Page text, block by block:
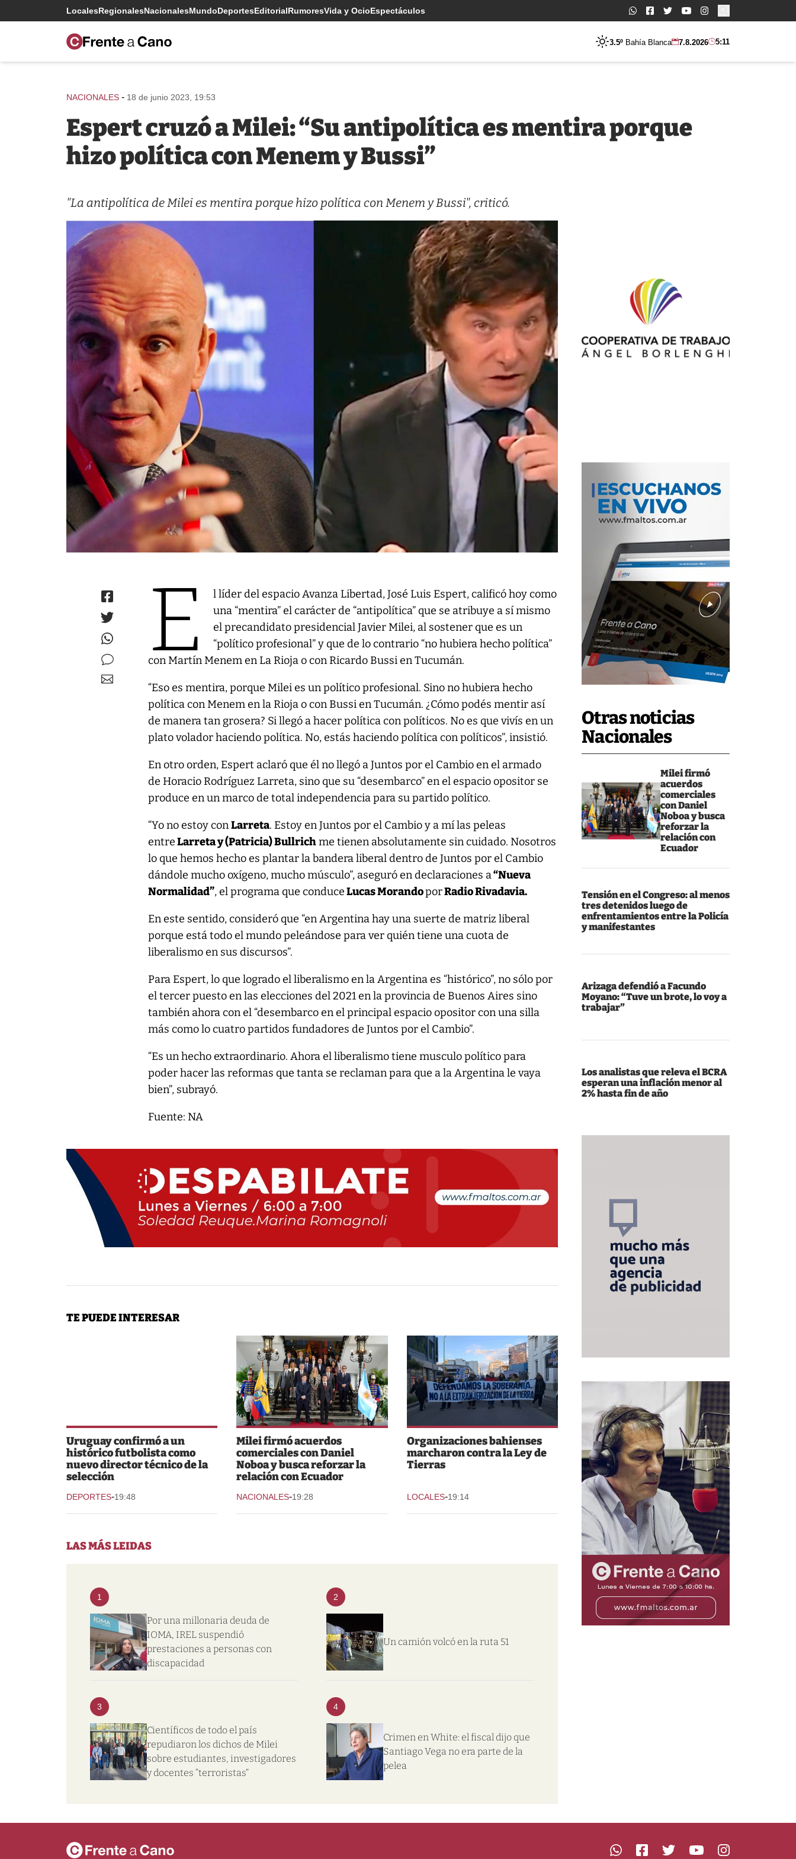
LocalesRegionalesNacionalesMundoDeportesEditorialRumoresVida y OcioEspectáculos Buscar:
3.5º Bahía Blanca 7.8.2026 5:11
Otras noticias
Nacionales
Milei firmó
acuerdos
comerciales
con Daniel
Noboa y busca
reforzar la
relación con
Ecuador
Tensión en el Congreso: al menos
tres detenidos luego de
enfrentamientos entre la Policía
y manifestantes
Arizaga defendió a Facundo
Moyano: “Tuve un brote, lo voy a
trabajar”
Los analistas que releva el BCRA
esperan una inflación menor al
2% hasta fin de año
NACIONALES - 18 de junio 2023, 19:53
Espert cruzó a Milei: “Su antipolítica es mentira porque
hizo política con Menem y Bussi”
"La antipolítica de Milei es mentira porque hizo política con Menem y Bussi", criticó.
E
l líder del espacio Avanza Libertad, José Luis Espert, calificó hoy como
una “mentira” el carácter de “antipolítica” que se atribuye a sí mismo
el precandidato presidencial Javier Milei, al sostener que es un
“político profesional” y que de lo contrario “no hubiera hecho política”
con Martín Menem en La Rioja o con Ricardo Bussi en Tucumán.
“Eso es mentira, porque Milei es un político profesional. Sino no hubiera hecho
política con Menem en la Rioja o con Bussi en Tucumán. ¿Cómo podés mentir así
de manera tan grosera? Si llegó a hacer política con políticos. No es que vivís en un
plato volador haciendo política. No, estás haciendo política con políticos”, insistió.
En otro orden, Espert aclaró que él no llegó a Juntos por el Cambio en el armado
de Horacio Rodríguez Larreta, sino que su “desembarco” en el espacio opositor se
produce en un marco de total independencia para su partido político.
“Yo no estoy conLarreta. Estoy en Juntos por el Cambio y a mí las peleas
entreLarreta y (Patricia) Bullrichme tienen absolutamente sin cuidado. Nosotros
lo que hemos hecho es plantar la bandera liberal dentro de Juntos por el Cambio
dándole mucho oxígeno, mucho músculo”, aseguró en declaraciones a“Nueva
Normalidad”, el programa que conduceLucas MorandoporRadio Rivadavia.
En este sentido, consideró que “en Argentina hay una suerte de matriz liberal
porque está todo el mundo peleándose para ver quién tiene una cuota de
liberalismo en sus discursos”.
Para Espert, lo que logrado el liberalismo en la Argentina es “histórico”, no sólo por
el tercer puesto en las elecciones del 2021 en la provincia de Buenos Aires sino
también ahora con el “desembarco en el principal espacio opositor con una silla
más como lo cuatro partidos fundadores de Juntos por el Cambio”.
“Es un hecho extraordinario. Ahora el liberalismo tiene musculo político para
poder hacer las reformas que tanta se reclaman para que a la Argentina le vaya
bien”, subrayó.
Fuente: NA
TE PUEDE INTERESAR
Uruguay confirmó a un
histórico futbolista como
nuevo director técnico de la
selección
DEPORTES-19:48
Milei firmó acuerdos
comerciales con Daniel
Noboa y busca reforzar la
relación con Ecuador
NACIONALES-19:28
Organizaciones bahienses
marcharon contra la Ley de
Tierras
LOCALES-19:14
LAS MÁS LEIDAS
1
Por una millonaria deuda de
IOMA, IREL suspendió
prestaciones a personas con
discapacidad
2
Un camión volcó en la ruta 51
3
Científicos de todo el país
repudiaron los dichos de Milei
sobre estudiantes, investigadores
y docentes “terroristas”
4
Crimen en White: el fiscal dijo que
Santiago Vega no era parte de la
pelea